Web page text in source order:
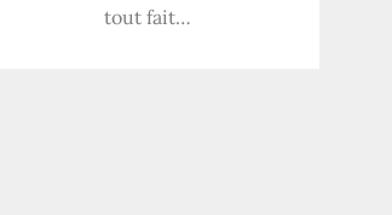
tout fait…